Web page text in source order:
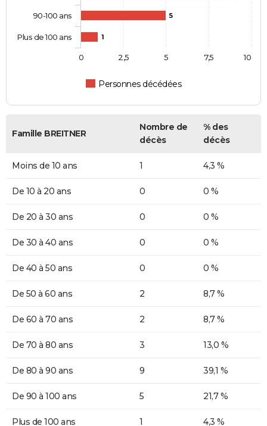
5
1
Personnes décédées
90-100 ans
Plus de 100 ans
0 10
2,5 5 7,5
Famille BREITNER
Nombre de
décès
% des
décès
Moins de 10 ans 1 4,3 %
De 10 à 20 ans 0 0 %
De 20 à 30 ans 0 0 %
De 30 à 40 ans 0 0 %
De 40 à 50 ans 0 0 %
De 50 à 60 ans 2 8,7 %
De 60 à 70 ans 2 8,7 %
De 70 à 80 ans 3 13,0 %
De 80 à 90 ans 9 39,1 %
De 90 à 100 ans 5 21,7 %
Plus de 100 ans 1 4,3 %